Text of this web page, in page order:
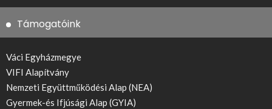
Támogatóink
Váci Egyházmegye
VIFI Alapítvány
Nemzeti Együttműködési Alap (NEA)
Gyermek-és Ifjúsági Alap (GYIA)